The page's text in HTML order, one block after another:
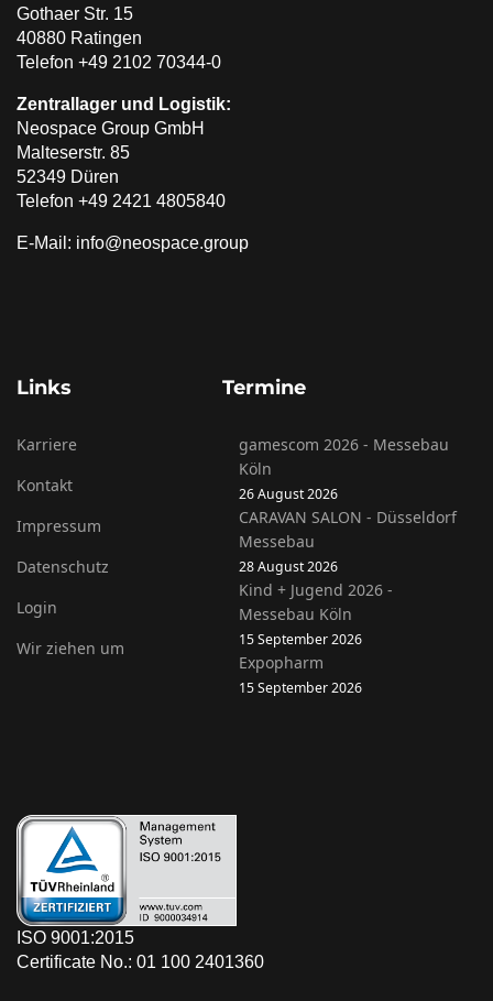
Gothaer Str. 15
40880 Ratingen
Telefon +49 2102 70344-0
Zentrallager und Logistik:
Neospace Group GmbH
Malteserstr. 85
52349 Düren
Telefon +49 2421 4805840
E-Mail: info@neospace.group
Links
Karriere
Kontakt
Impressum
Datenschutz
Login
Wir ziehen um
Termine
gamescom 2026 - Messebau
Köln
26 August 2026
CARAVAN SALON - Düsseldorf
Messebau
28 August 2026
Kind + Jugend 2026 -
Messebau Köln
15 September 2026
Expopharm
15 September 2026
ISO 9001:2015
Certificate No.: 01 100 2401360